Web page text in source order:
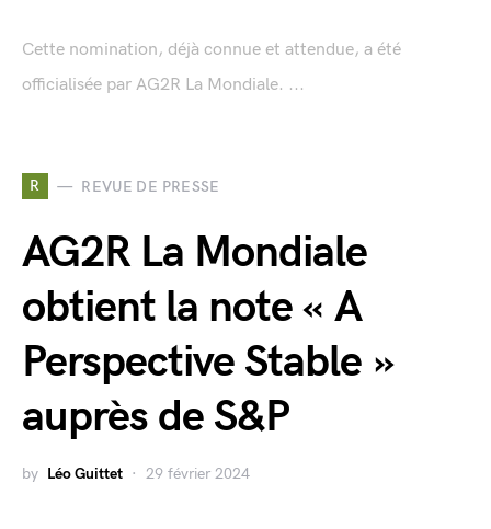
Cette nomination, déjà connue et attendue, a été
officialisée par AG2R La Mondiale. ...
R REVUE DE PRESSE
AG2R La Mondiale
obtient la note « A
Perspective Stable »
auprès de S&P
by Léo Guittet 29 février 2024